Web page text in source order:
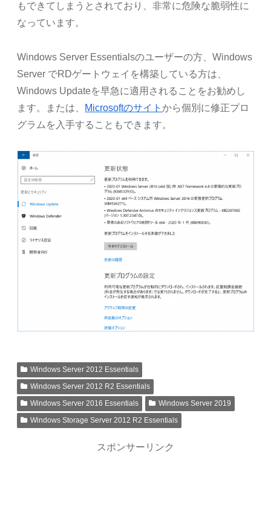
もできてしまうとされており、非常に危険な脆弱性に
なっています。
Windows Server Essentialsのユーザーの方、Windows
Server でRDゲートウェイを構築している方は、
Windows Updateを早急に適用されることをお勧めし
ます。または、 Microsoftのサイトから個別に修正プロ
グラムを入手することもできます。
Windows Server 2012 Essentials
Windows Server 2012 R2 Essentials
Windows Server 2016 Essentials
Windows Server 2019
Windows Storage Server 2012 R2 Essentials
スポンサーリンク